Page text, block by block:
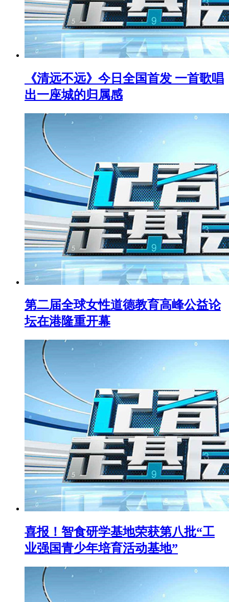
《清远不远》今日全国首发 一首歌唱
出一座城的归属感
第二届全球女性道德教育高峰公益论
坛在港隆重开幕
喜报！智食研学基地荣获第八批“工
业强国青少年培育活动基地”